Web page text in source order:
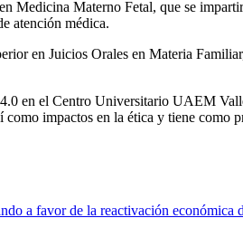
Medicina Materno Fetal, que se
atención médica.
en Juicios Orales en Materia
en el Centro Universitario UAEM
impactos en la ética y tiene como
a favor de la reactivación económica